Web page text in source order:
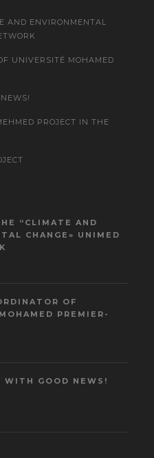
AND ENVIRONMENTAL
UNIVERSITÉ MOHAMED
PROJECT IN THE
“CLIMATE AND
CHANGE» UNIMED
OF
PREMIER-
WITH GOOD NEWS!